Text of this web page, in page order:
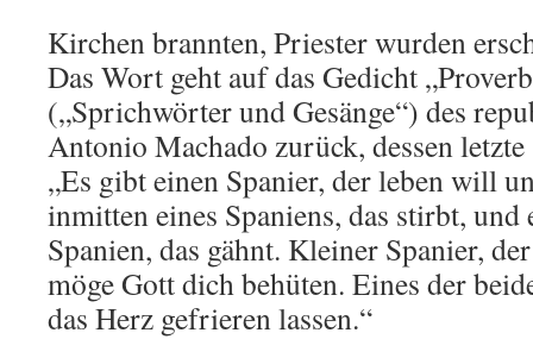
Kirchen brannten, Priester wurden
Das Wort geht auf das Gedicht
(„Sprichwörter und Gesänge“) des
Antonio Machado zurück, dessen
„Es gibt einen Spanier, der leben will
inmitten eines Spaniens, das stirbt, und
Spanien, das gähnt. Kleiner Spanier,
möge Gott dich behüten. Eines der
das Herz gefrieren lassen.“